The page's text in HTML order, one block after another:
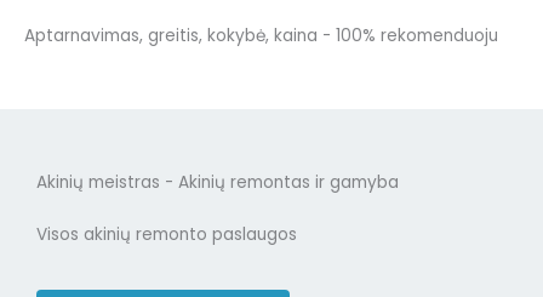
Aptarnavimas, greitis, kokybė, kaina - 100% rekomenduoju
Akinių meistras - Akinių remontas ir gamyba
Visos akinių remonto paslaugos